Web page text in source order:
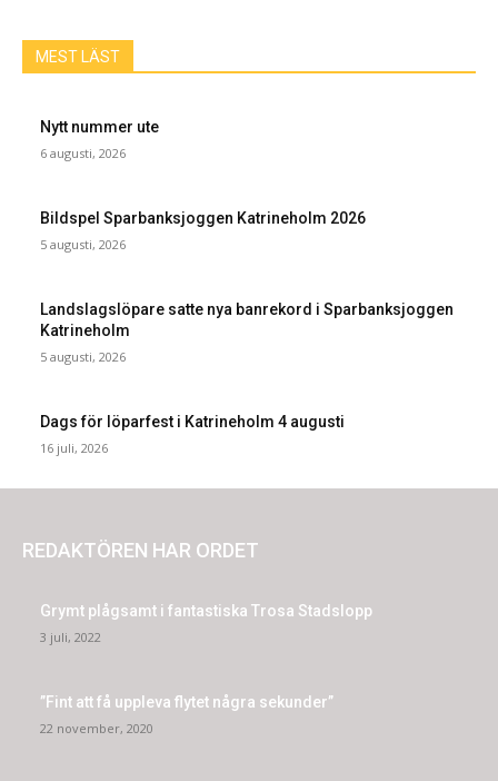
MEST LÄST
Nytt nummer ute
6 augusti, 2026
Bildspel Sparbanksjoggen Katrineholm 2026
5 augusti, 2026
Landslagslöpare satte nya banrekord i Sparbanksjoggen
Katrineholm
5 augusti, 2026
Dags för löparfest i Katrineholm 4 augusti
16 juli, 2026
REDAKTÖREN HAR ORDET
Grymt plågsamt i fantastiska Trosa Stadslopp
3 juli, 2022
”Fint att få uppleva flytet några sekunder”
22 november, 2020